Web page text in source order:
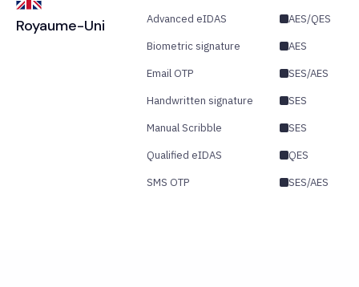
Royaume-Uni
Advanced eIDAS
AES/QES
Biometric signature
AES
Email OTP
SES/AES
Handwritten signature
SES
Manual Scribble
SES
Qualified eIDAS
QES
SMS OTP
SES/AES